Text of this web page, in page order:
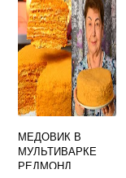
МЕДОВИК В
МУЛЬТИВАРКЕ
РЕДМОНД